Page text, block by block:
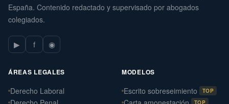
España. Contenido redactado y supervisado por abogados
colegiados.
▶ f ◉
ÁREAS LEGALES
Derecho Laboral
MODELOS
Escrito sobreseimiento TOP